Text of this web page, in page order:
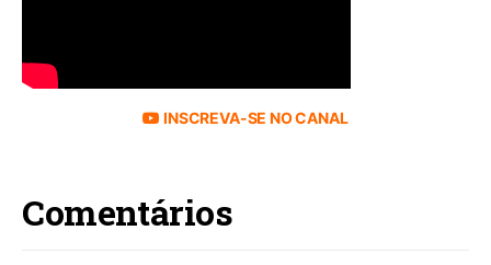
INSCREVA-SE NO CANAL
Comentários